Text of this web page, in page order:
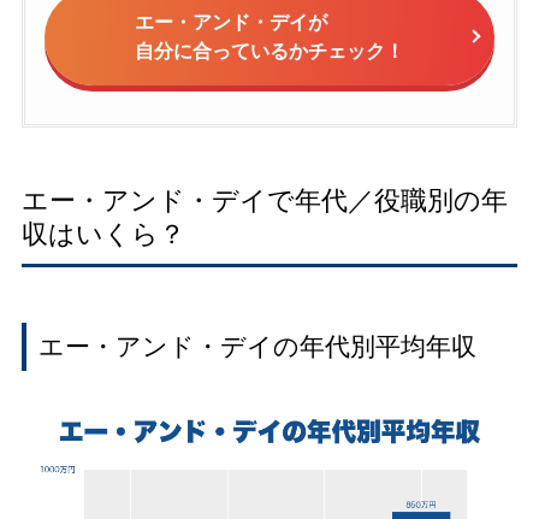
エー・アンド・デイが
自分に合っているかチェック！
エー・アンド・デイで年代／役職別の年
収はいくら？
エー・アンド・デイの年代別平均年収